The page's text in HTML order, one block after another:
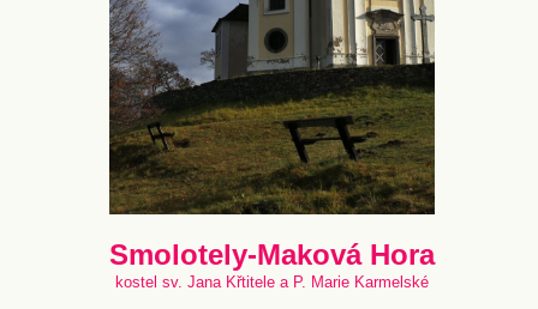
Smolotely-Maková Hora
kostel sv. Jana Křtitele a P. Marie Karmelské